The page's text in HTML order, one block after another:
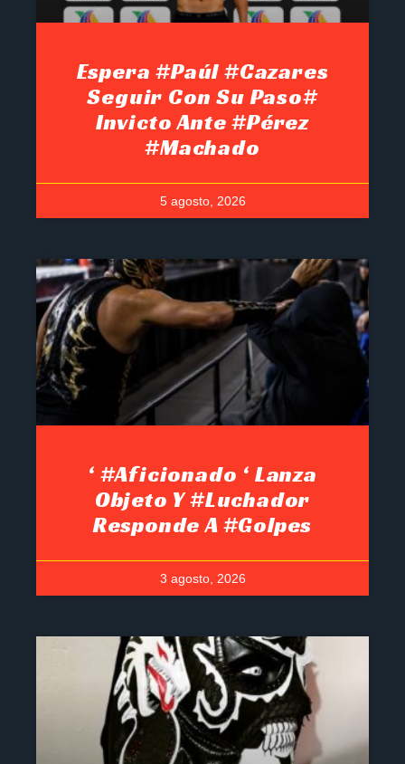
Espera #Paúl #Cazares
Seguir Con Su Paso#
Invicto Ante #Pérez
#Machado
5 agosto, 2026
‘ #Aficionado ‘ Lanza
Objeto Y #luchador
Responde A #golpes
3 agosto, 2026